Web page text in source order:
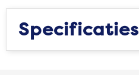
Specificaties